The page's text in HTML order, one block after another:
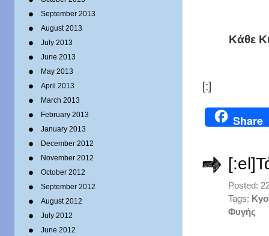
September 2013
August 2013
July 2013
June 2013
May 2013
April 2013
March 2013
February 2013
January 2013
December 2012
November 2012
October 2012
September 2012
August 2012
July 2012
June 2012
Κάθε
[:]
Share
Posted:
Tags:
Φυγής